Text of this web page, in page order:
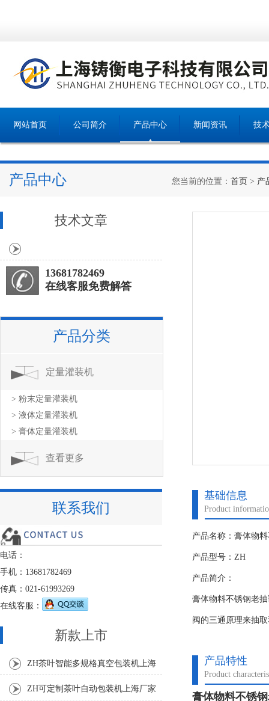
网站首页 公司简介 产品中心 新闻资讯 技
产品中心 您当前的位置： 首页 > 产
基础信息
Product
产品名称：膏体物
产品型号：ZH
产品简介：
膏体物料不锈钢老
阀的三通原理来抽
产品特性
Product
膏体物料不锈
技术文章
13681782469
在线客服免费解答
产品分类
定量灌装机
> 粉末定量灌装机
> 液体定量灌装机
> 膏体定量灌装机
查看更多
联系我们
电话：
手机：13681782469
传真：021-61993269
在线客服：
新款上市
ZH茶叶智能多规格真空包装机上海
厂家 ZH可定制茶叶自动包装机上海厂家